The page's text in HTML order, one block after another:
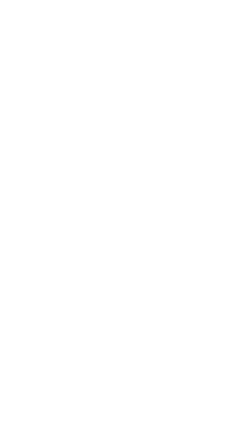
recursos